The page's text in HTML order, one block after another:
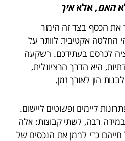
האם, אלאאיך
את הכסף בצד זה הימור
החלטה אקטיבית לוותר על
לכרסם בעתידכם. השקעה
היא הדרך הרציונלית,
הון לאורך זמן.
קיימים ופשוטים ליישום.
רבה, לשתי קבוצות: אלה
כדי לממן את הנכסים של